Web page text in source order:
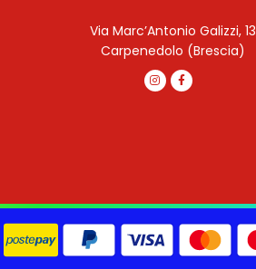
Via Marc’Antonio Galizzi, 13
Carpenedolo (Brescia)